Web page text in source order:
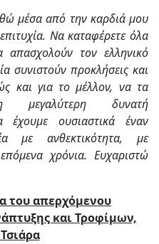
μέσα από την καρδιά μου
Να καταφέρετε όλα
τον ελληνικό
συνιστούν προκλήσεις και
και για το μέλλον, να τα
μεγαλύτερη δυνατή
έχουμε ουσιαστικά έναν
με ανθεκτικότητα, με
χρόνια. Ευχαριστώ
του απερχόμενου
και Τροφίμων,